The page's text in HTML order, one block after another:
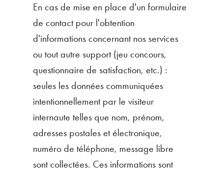
En cas de mise en place d'un formulaire
de contact pour l'obtention
d'informations concernant nos services
ou tout autre support (jeu concours,
questionnaire de satisfaction, etc.) :
seules les données communiquées
intentionnellement par le visiteur
internaute telles que nom, prénom,
adresses postales et électronique,
numéro de téléphone, message libre
sont collectées. Ces informations sont